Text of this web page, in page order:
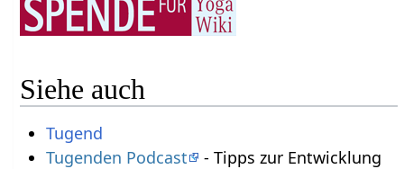
Siehe auch
Tugend
Tugenden Podcast
- Tipps zur Entwicklung